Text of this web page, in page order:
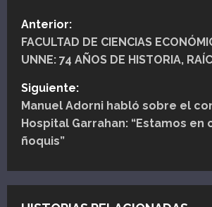
N
a
v
e
g
a
Anterior:
FACULTAD DE CIENCIAS
UNNE: 74 AÑOS DE HISTORIA,
Siguiente:
Manuel Adorni habló sobre el
Hospital Garrahan: “Estamos en
ñoquis”